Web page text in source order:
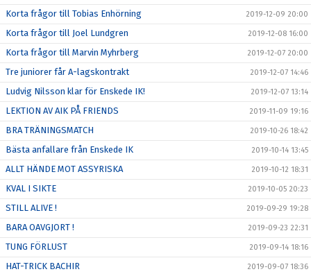
Korta frågor till Tobias Enhörning 2019-12-09 20:00
Korta frågor till Joel Lundgren 2019-12-08 16:00
Korta frågor till Marvin Myhrberg 2019-12-07 20:00
Tre juniorer får A-lagskontrakt 2019-12-07 14:46
Ludvig Nilsson klar för Enskede IK! 2019-12-07 13:14
LEKTION AV AIK PÅ FRIENDS 2019-11-09 19:16
BRA TRÄNINGSMATCH 2019-10-26 18:42
Bästa anfallare från Enskede IK 2019-10-14 13:45
ALLT HÄNDE MOT ASSYRISKA 2019-10-12 18:31
KVAL I SIKTE 2019-10-05 20:23
STILL ALIVE ! 2019-09-29 19:28
BARA OAVGJORT ! 2019-09-23 22:31
TUNG FÖRLUST 2019-09-14 18:16
HAT-TRICK BACHIR 2019-09-07 18:36